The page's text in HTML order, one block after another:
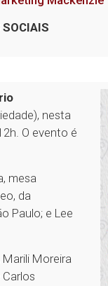
SOCIAIS
nesta
O evento é
mesa
da
Paulo; e Lee
Marili Moreira